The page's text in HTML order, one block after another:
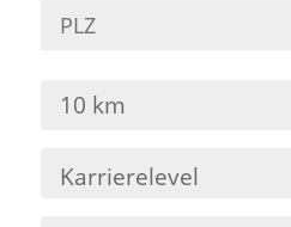
Presse
News Archiv
10 km
Karrierelevel